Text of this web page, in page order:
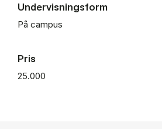
Undervisningsform
På campus
Pris
25.000